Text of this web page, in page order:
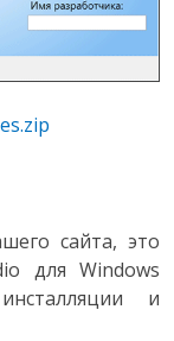
сайта, это
для Windows
и